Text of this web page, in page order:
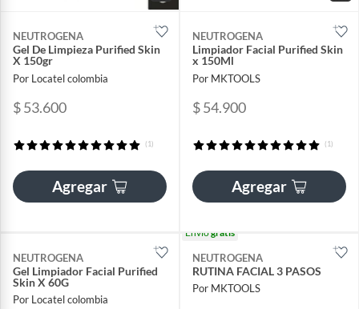
NEUTROGENA
Gel De Limpieza Purified Skin
X 150gr
Por Locatel colombia
$ 53.600
(1)
Agregar
NEUTROGENA
Limpiador Facial Purified Skin
x 150Ml
Por MKTOOLS
$ 54.900
(1)
Agregar
NEUTROGENA
Gel Limpiador Facial Purified
Skin X 60G
Por Locatel colombia
Envíogratis
NEUTROGENA
RUTINA FACIAL 3 PASOS
Por MKTOOLS